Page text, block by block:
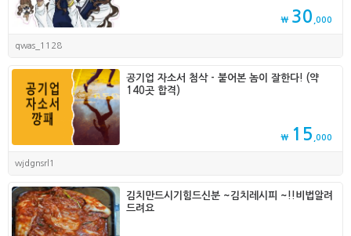
₩ 30 ,000
qwas_1128
공기업 자소서 첨삭 - 붙어본 놈이 잘한다! (약
140곳 합격)
₩ 15 ,000
wjdgnsrl1
김치만드시기힘드신분 ~김치레시피 ~!!비법알려
드려요